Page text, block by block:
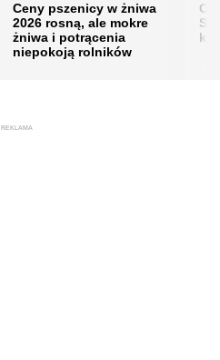
Ceny pszenicy w żniwa
2026 rosną, ale mokre
żniwa i potrącenia
niepokoją rolników
REKLAMA